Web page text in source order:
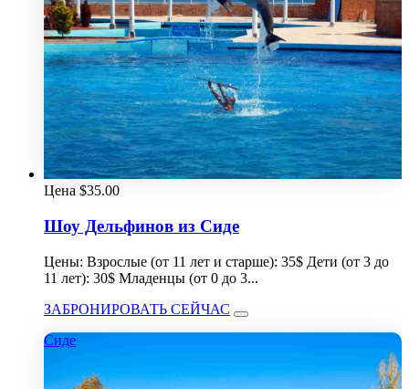
Цена $35.00
Шоу Дельфинов из Сиде
Цены: Взрослые (от 11 лет и старше): 35$ Дети (от 3 до
11 лет): 30$ Младенцы (от 0 до 3...
ЗАБРОНИРОВАТЬ СЕЙЧАС
Сиде